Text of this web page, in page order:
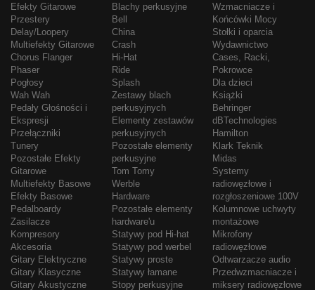
Efekty Gitarowe
Przestery
Delay/Loopery
Multiefekty Gitarowe
Chorus Flanger
Phaser
Pogłosy
Wah Wah
Pedały Głośności i
Ekspresji
Przełączniki
Tunery
Pozostałe Efekty
Gitarowe
Multiefekty Basowe
Efekty Basowe
Pedalboardy
Zasilacze
Kompresory
Akcesoria
Gitary Elektryczne
Gitary Klasyczne
Gitary Akustyczne
Blachy perkusyjne
Bell
China
Crash
Hi-Hat
Ride
Splash
Zestawy blach
perkusyjnych
Elementy zestawów
perkusyjnych
Pozostałe elementy
perkusyjne
Tom Tomy
Werble
Hardware
Pozostałe elementy
hardware'u
Statywy pod Hi-hat
Statywy pod werbel
Statywy proste
Statywy łamane
Stopy perkusyjne
Wzmacniacze i
Końcówki Mocy
Stołki i oparcia
Wydawnictwo
Cases, Racki,
Pokrowce
Dla dzieci
Książki
Behringer
dBTechnologies
Hamilton
Klark Teknik
Midas
Systemy
radiowęzłowe i
rozgłoszeniowe 100V
Kolumnowe uchwyty
montażowe
Mikrofony
radiowęzłowe
Odtwarzacze audio
Przedwzmacniacze i
miksery radiowęzłowe